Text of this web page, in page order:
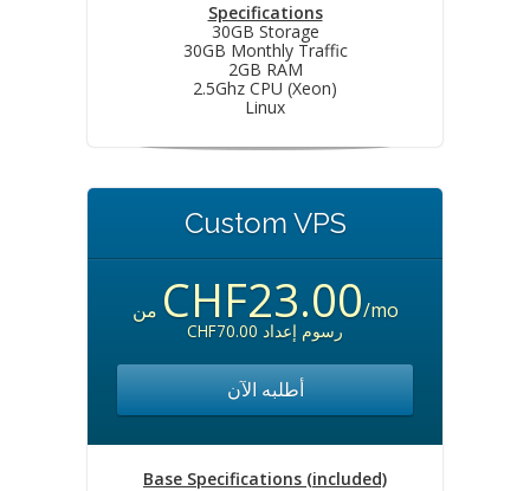
Specifications
30GB Storage
30GB Monthly Traffic
2GB RAM
2.5Ghz CPU (Xeon)
Linux
Custom VPS
CHF23.00/mo
CHF70.00 رسوم إعداد
أطلبه الآن
Base Specifications (included)